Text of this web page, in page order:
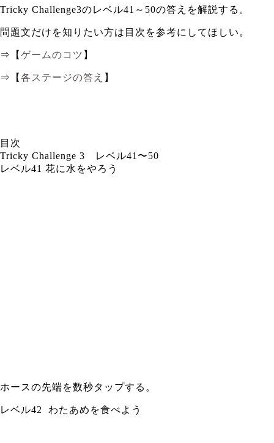
Tricky Challenge3のレベル41～50の答えを解説する。
問題文だけを知りたい方は目次を参考にしてほしい。
⇒【 ゲームのコツ 】
⇒【 各ステージの答え 】
目次
Tricky Challenge 3 レベル41〜50
レベル41 花に水をやろう
ホースの先端を数秒タップする。
レベル42 わたあめを食べよう